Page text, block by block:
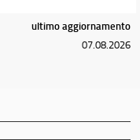
ultimo aggiornamento
07.08.2026